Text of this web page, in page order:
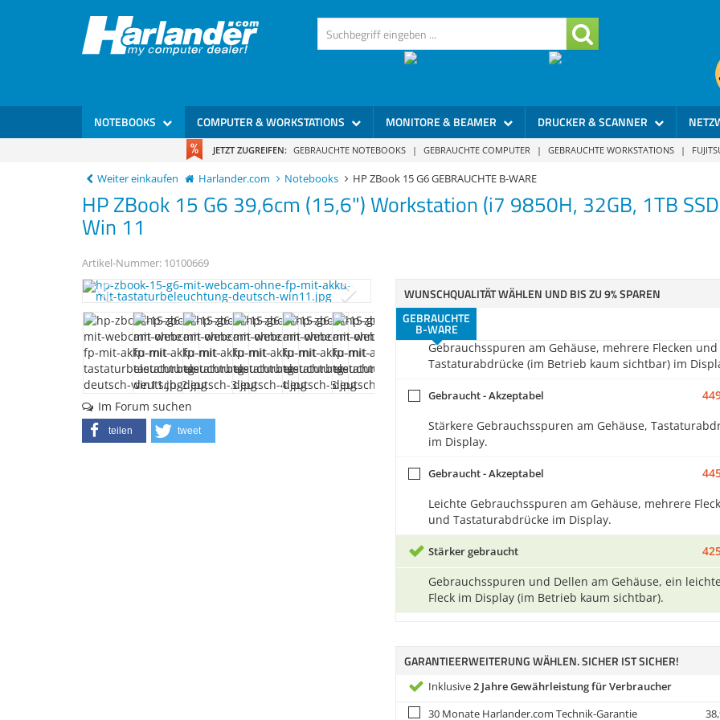
NOTEBOOKS COMPUTER & WORKSTATIONS MONITORE & BEAMER DRUCKER & SCANNER
JETZT ZUGREIFEN: GEBRAUCHTE NOTEBOOKS | GEBRAUCHTE COMPUTER | GEBRAUCHTE WORKSTATIONS |
Weiter einkaufen Harlander.com Notebooks HP ZBook 15 G6 GEBRAUCHTE B-WARE
HPZBook 15 G6 39,6cm (15,6") Workstation (i7 9850H, 32GB, 1TB
Win 11
Artikel-Nummer: 10100669
Im Forum suchen
teilen tweet
WUNSCHQUALITÄT WÄHLEN UND BIS ZU 9% SPAREN
GEBRAUCHTE
B-WARE
im Display.
Tastaturabdrücke (im Betrieb kaum sichtbar) im
Stärker gebraucht
Gebrauchsspuren am Gehäuse, mehrere Flecken und
Tastaturabdrücke (im Betrieb kaum sichtbar) im
Gebraucht - Akzeptabel
Stärkere Gebrauchsspuren am Gehäuse,
im Display.
Gebraucht - Akzeptabel
Leichte Gebrauchsspuren am Gehäuse, mehrere
und Tastaturabdrücke im Display.
Stärker gebraucht
Gebrauchsspuren und Dellen am Gehäuse, ein
Fleck im Display (im Betrieb kaum sichtbar).
GARANTIEERWEITERUNG WÄHLEN. SICHER IST SICHER!
Inklusive2 Jahre Gewährleistung für Verbraucher
30 Monate Harlander.com Technik-Garantie
38,